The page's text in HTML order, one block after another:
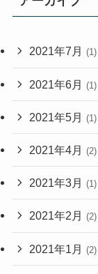
2021年7月 (1)
2021年6月 (1)
2021年5月 (1)
2021年4月 (2)
2021年3月 (1)
2021年2月 (2)
2021年1月 (2)